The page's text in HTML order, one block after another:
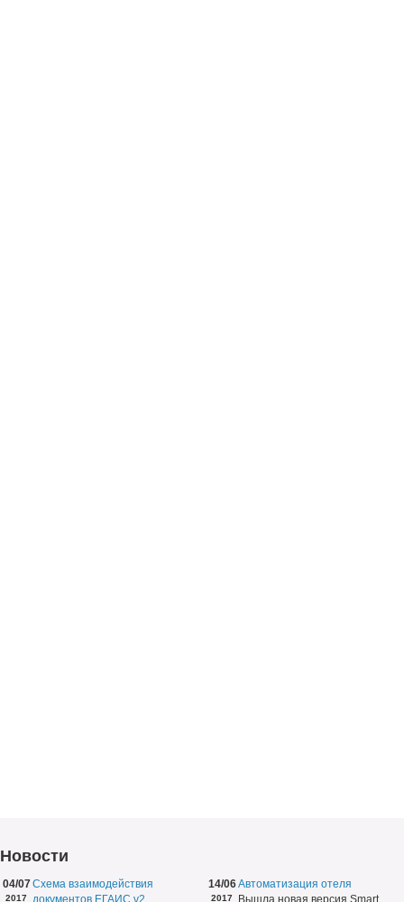
Новости
04/07
2017
Схема взаимодействия
документов ЕГАИС v2
14/06
2017
Автоматизация отеля
Вышла новая версия Smart